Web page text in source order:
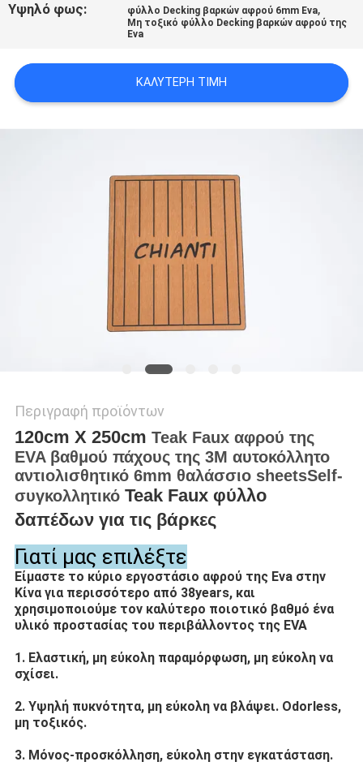
ΕΠΑΦΉ
ΕΙΔΉΣΕΙΣ
ΑΠΌΣΠΑΣΜΑ
Υψηλό φως: φύλλο Decking βαρκών αφρού 6mm Eva,
Μη τοξικό φύλλο Decking βαρκών αφρού της
Eva
ΚΑΛΎΤΕΡΗ ΤΙΜΉ
Περιγραφή προϊόντων
120cm X 250cm Teak Faux αφρού της
EVA βαθμού πάχους της 3M αυτοκόλλητο
αντιολισθητικό 6mm θαλάσσιο sheetsSelf-
συγκολλητικόTeak Faux φύλλο
δαπέδων για τις βάρκες
Γιατί μας επιλέξτε
Είμαστε το κύριο εργοστάσιο αφρού της Eva στην
Κίνα για περισσότερο από 38years, και
χρησιμοποιούμε τον καλύτερο ποιοτικό βαθμό ένα
υλικό προστασίας του περιβάλλοντος της EVA
1. Ελαστική, μη εύκολη παραμόρφωση, μη εύκολη να
σχίσει.
2. Υψηλή πυκνότητα, μη εύκολη να βλάψει. Odorless,
μη τοξικός.
3. Μόνος-προσκόλληση, εύκολη στην εγκατάσταση.